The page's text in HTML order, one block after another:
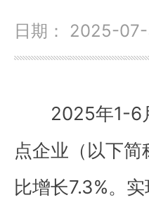
日期： 2025-
2025年1-6月
点企业（以下
比增长7.3%。